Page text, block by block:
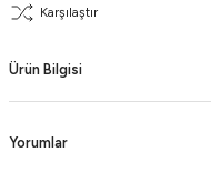
Karşılaştır
Ürün Bilgisi
Yorumlar